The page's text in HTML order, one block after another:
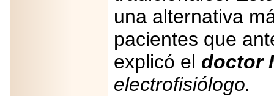
una alternativa
pacientes que
explicó el doctor
electrofisiólogo.